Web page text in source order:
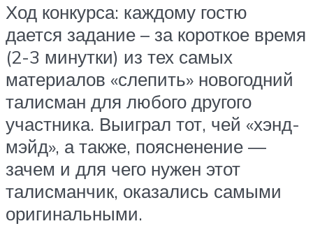
Ход конкурса: каждому гостю
дается задание – за короткое время
(2-3 минутки) из тех самых
материалов «слепить» новогодний
талисман для любого другого
участника. Выиграл тот, чей «хэнд-
мэйд», а также, поясненение —
зачем и для чего нужен этот
талисманчик, оказались самыми
оригинальными.